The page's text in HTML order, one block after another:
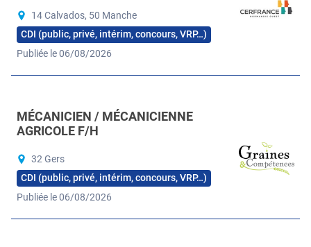
14 Calvados, 50 Manche
CDI (public, privé, intérim, concours, VRP…)
Publiée le 06/08/2026
MÉCANICIEN / MÉCANICIENNE
AGRICOLE F/H
32 Gers
CDI (public, privé, intérim, concours, VRP…)
Publiée le 06/08/2026